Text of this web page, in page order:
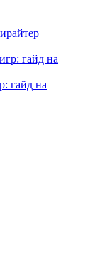
гайд на